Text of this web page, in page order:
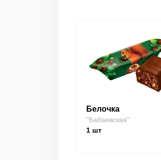
Белочка
"Бабаевская"
1 шт